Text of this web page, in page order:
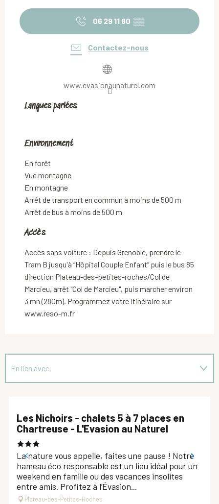
06 29 11 80 ▒▒
Contactez-nous
www.evasionaunaturel.com
Langues parlées
Langues parlées
Environnement
Environnement
En forêt
Vue montagne
En montagne
Arrêt de transport en commun à moins de 500 m
Arrêt de bus à moins de 500 m
Accès
Accès
Accès sans voiture : Depuis Grenoble, prendre le
Tram B jusqu'à “Hôpital Couple Enfant” puis le bus 85
direction Plateau-des-petites-roches/Col de
Marcieu, arrêt "Col de Marcieu", puis marcher environ
3 mn (280m). Programmez votre itinéraire sur
www.reso-m.fr
En lien avec
Les Nichoirs - chalets 5 à 7 places en
Chartreuse - L'Evasion au Naturel
La nature vous appelle, faites une pause ! Notre
hameau éco responsable est un lieu idéal pour un
weekend en famille ou des vacances insolites
entre amis. Profitez à l’Évasion...
Plateau-des-Petites-Roches